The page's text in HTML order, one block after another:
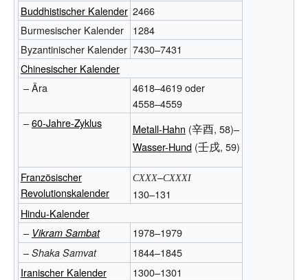
Buddhistischer Kalender 2466
Burmesischer Kalender
1284
Byzantinischer Kalender 7430–7431
Chinesischer Kalender
– Ära
4618–4619 oder
4558–4559
–60-Jahre-Zyklus Metall-Hahn (辛酉, 58)–
Wasser-Hund(壬戌, 59)
Französischer
Revolutionskalender
CXXX–CXXXI
130–131
Hindu-Kalender
– Vikram Sambat
1978–1979
– Shaka Samvat
1844–1845
Iranischer Kalender
1300–1301